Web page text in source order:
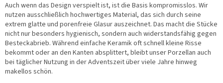
Auch wenn das Design verspielt ist, ist die Basis kompromisslos. Wir
nutzen ausschließlich hochwertiges Material, das sich durch seine
extrem glatte und porenfreie Glasur auszeichnet. Das macht die Stücke
nicht nur besonders hygienisch, sondern auch widerstandsfähig gegen
Besteckabrieb. Während einfache Keramik oft schnell kleine Risse
bekommt oder an den Kanten absplittert, bleibt unser Porzellan auch
bei täglicher Nutzung in der Adventszeit über viele Jahre hinweg
makellos schön.